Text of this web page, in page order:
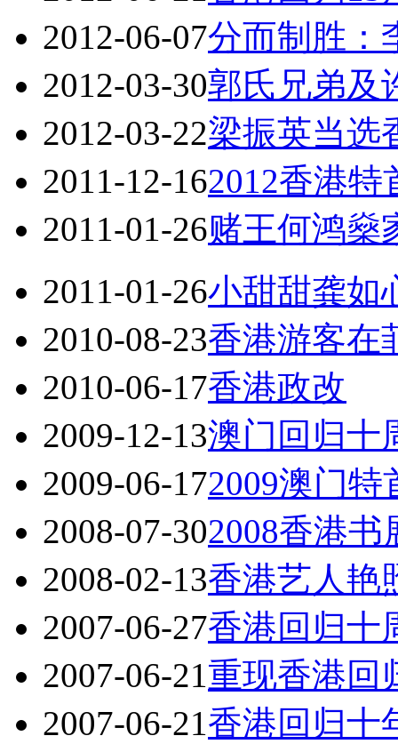
2012-06-07分而制胜：
2012-03-30郭氏兄弟及
2012-03-22梁振英当选
2011-12-162012香港特
2011-01-26赌王何鸿燊
2011-01-26小甜甜龚如
2010-08-23香港游客在
2010-06-17香港政改
2009-12-13澳门回归十
2009-06-172009澳门特
2008-07-302008香港
2008-02-13香港艺人艳
2007-06-27香港回归十
2007-06-21重现香港回
2007-06-21香港回归十